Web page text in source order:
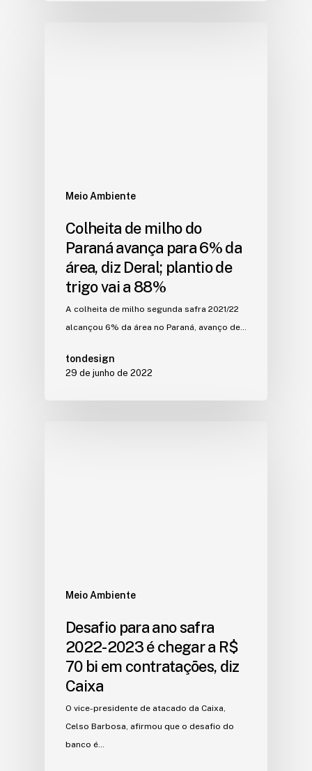
Meio Ambiente
Colheita de milho do
Paraná avança para 6% da
área, diz Deral; plantio de
trigo vai a 88%
A colheita de milho segunda safra 2021/22
alcançou 6% da área no Paraná, avanço de…
tondesign
29 de junho de 2022
Meio Ambiente
Desafio para ano safra
2022-2023 é chegar a R$
70 bi em contratações, diz
Caixa
O vice-presidente de atacado da Caixa,
Celso Barbosa, afirmou que o desafio do
banco é…